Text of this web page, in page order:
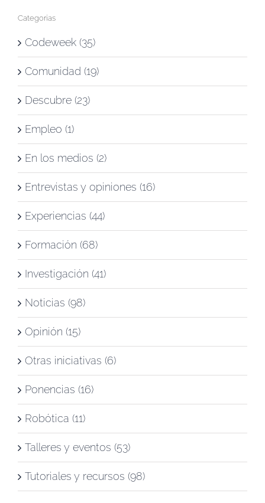
Categorías
Codeweek (35)
Comunidad (19)
Descubre (23)
Empleo (1)
En los medios (2)
Entrevistas y opiniones (16)
Experiencias (44)
Formación (68)
Investigación (41)
Noticias (98)
Opinión (15)
Otras iniciativas (6)
Ponencias (16)
Robótica (11)
Talleres y eventos (53)
Tutoriales y recursos (98)